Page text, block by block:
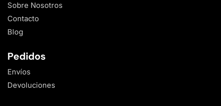
Sobre Nosotros
Contacto
Blog
Pedidos
Envíos
Devoluciones